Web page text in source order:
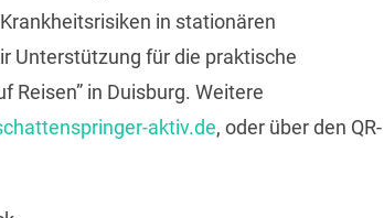
in stationären
Unterstützung für die praktische
Reisen” in Duisburg. Weitere
aktiv.de, oder über den QR-